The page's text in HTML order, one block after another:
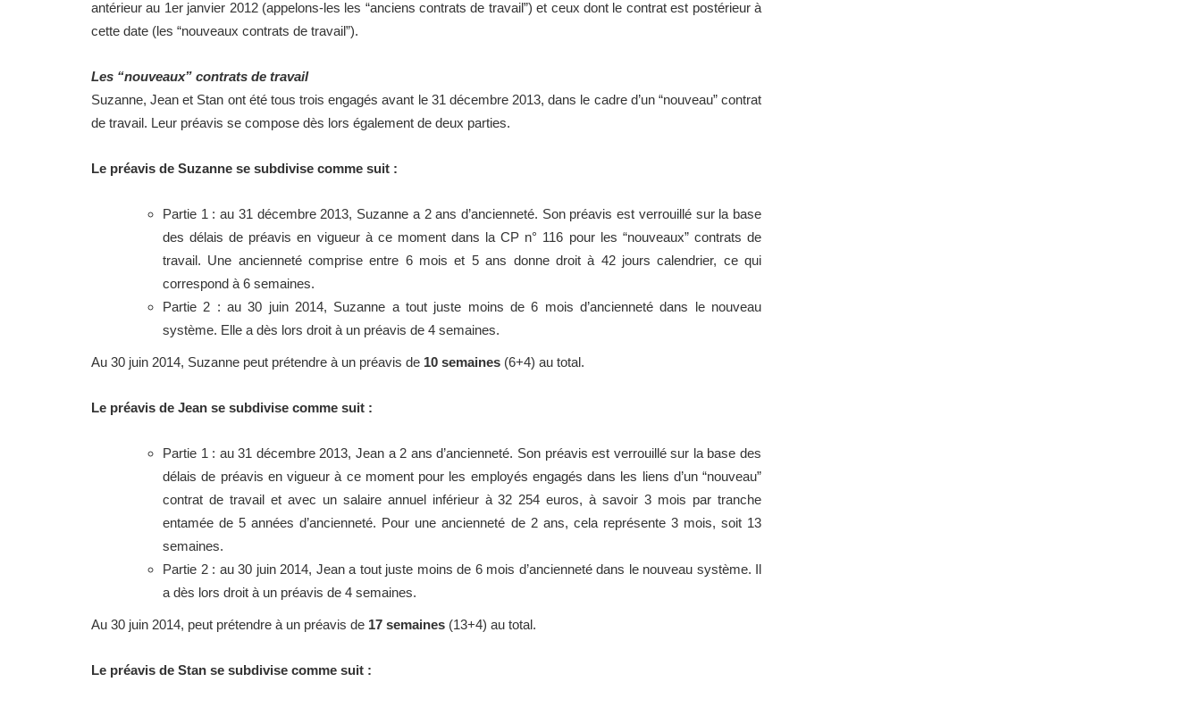
antérieur au 1er janvier 2012 (appelons-les les “anciens contrats de travail”) et ceux dont le contrat est postérieur à
cette date (les “nouveaux contrats de travail”).
Les “nouveaux” contrats de travail
Suzanne, Jean et Stan ont été tous trois engagés avant le 31 décembre 2013, dans le cadre d’un “nouveau” contrat
de travail. Leur préavis se compose dès lors également de deux parties.
Le préavis de Suzanne se subdivise comme suit :
Partie 1 : au 31 décembre 2013, Suzanne a 2 ans d’ancienneté. Son préavis est verrouillé sur la base
des délais de préavis en vigueur à ce moment dans la CP n° 116 pour les “nouveaux” contrats de
travail. Une ancienneté comprise entre 6 mois et 5 ans donne droit à 42 jours calendrier, ce qui
correspond à 6 semaines.
Partie 2 : au 30 juin 2014, Suzanne a tout juste moins de 6 mois d’ancienneté dans le nouveau
système. Elle a dès lors droit à un préavis de 4 semaines.
Au 30 juin 2014, Suzanne peut prétendre à un préavis de 10 semaines (6+4) au total.
Le préavis de Jean se subdivise comme suit :
Partie 1 : au 31 décembre 2013, Jean a 2 ans d’ancienneté. Son préavis est verrouillé sur la base des
délais de préavis en vigueur à ce moment pour les employés engagés dans les liens d’un “nouveau”
contrat de travail et avec un salaire annuel inférieur à 32 254 euros, à savoir 3 mois par tranche
entamée de 5 années d’ancienneté. Pour une ancienneté de 2 ans, cela représente 3 mois, soit 13
semaines.
Partie 2 : au 30 juin 2014, Jean a tout juste moins de 6 mois d’ancienneté dans le nouveau système. Il
a dès lors droit à un préavis de 4 semaines.
Au 30 juin 2014, peut prétendre à un préavis de 17 semaines (13+4) au total.
Le préavis de Stan se subdivise comme suit :